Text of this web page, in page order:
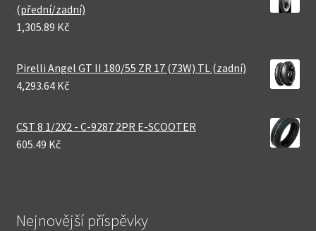
(přední/zadní)
1,305.89 Kč
Pirelli Angel GT II 180/55 ZR 17 (73W) TL (zadní)
4,293.64 Kč
CST 8 1/2X2 - C-9287 2PR E-SCOOTER
605.49 Kč
Nejnovější příspěvky